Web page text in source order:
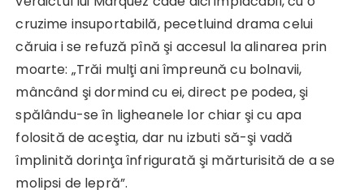
cruzime insuportabilă, pecetluind drama celui
căruia i se refuză pînă şi accesul la alinarea prin
moarte: „Trăi mulţi ani împreună cu bolnavii,
mâncând şi dormind cu ei, direct pe podea, şi
spălându-se în ligheanele lor chiar şi cu apa
folosită de aceştia, dar nu izbuti să-şi vadă
împlinită dorinţa înfrigurată şi mărturisită de a se
molipsi de lepră”.